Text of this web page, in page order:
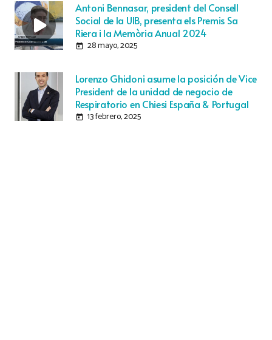
Antoni Bennasar, president del Consell
Social de la UIB, presenta els Premis Sa
Riera i la Memòria Anual 2024
today 28 mayo, 2025
Lorenzo Ghidoni asume la posición de Vice
President de la unidad de negocio de
Respiratorio en Chiesi España & Portugal
today 13 febrero, 2025